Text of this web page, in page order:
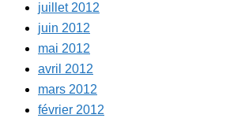
juillet 2012
juin 2012
mai 2012
avril 2012
mars 2012
février 2012